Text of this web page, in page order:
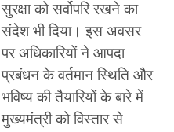
सुरक्षा को सर्वोपरि रखने का
संदेश भी दिया। इस अवसर
पर अधिकारियों ने आपदा
प्रबंधन के वर्तमान स्थिति और
भविष्य की तैयारियों के बारे में
मुख्यमंत्री को विस्तार से